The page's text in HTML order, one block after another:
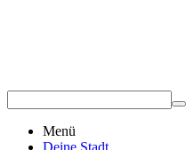
Menü
Deine Stadt